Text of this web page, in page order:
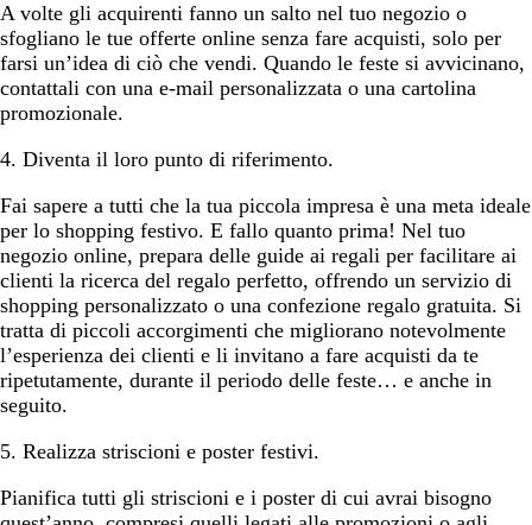
A volte gli acquirenti fanno un salto nel tuo negozio o
sfogliano le tue offerte online senza fare acquisti, solo per
farsi un’idea di ciò che vendi. Quando le feste si avvicinano,
contattali con una e-mail personalizzata o una cartolina
promozionale.
4. Diventa il loro punto di riferimento.
Fai sapere a tutti che la tua piccola impresa è una meta ideale
per lo shopping festivo. E fallo quanto prima! Nel tuo
negozio online, prepara delle guide ai regali per facilitare ai
clienti la ricerca del regalo perfetto, offrendo un servizio di
shopping personalizzato o una confezione regalo gratuita. Si
tratta di piccoli accorgimenti che migliorano notevolmente
l’esperienza dei clienti e li invitano a fare acquisti da te
ripetutamente, durante il periodo delle feste… e anche in
seguito.
5. Realizza striscioni e poster festivi.
Pianifica tutti gli striscioni e i poster di cui avrai bisogno